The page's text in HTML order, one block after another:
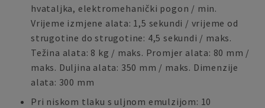
hvataljka, elektromehanički pogon / min.
Vrijeme izmjene alata: 1,5 sekundi / vrijeme od
strugotine do strugotine: 4,5 sekundi / maks.
Težina alata: 8 kg / maks. Promjer alata: 80 mm /
maks. Duljina alata: 350 mm / maks. Dimenzije
alata: 300 mm
Pri niskom tlaku s uljnom emulzijom: 10